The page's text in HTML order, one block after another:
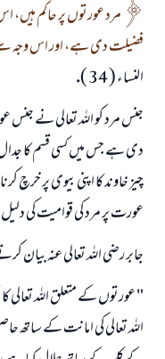
مرد عورتوں پر حاكم
فضيلت دى ہے، اور اس وجہ
النساء ( 34 ).
جنس مرد كو اللہ تعالى نے جنس
دى ہے جس ميں كسى قسم كا
چيز خاوند كا اپنى بيوى پر خرچ
عورت پر مرد كى قواميت كى
جابر رضى اللہ تعالى عنہ بيان
" عورتوں كے متعلق اللہ تعالى
اللہ تعالى كى امانت كے ساتھ